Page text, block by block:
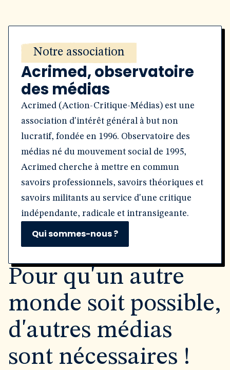
Notre association
Acrimed, observatoire
des médias
Acrimed (Action-Critique-Médias) est une
association d'intérêt général à but non
lucratif, fondée en 1996. Observatoire des
médias né du mouvement social de 1995,
Acrimed cherche à mettre en commun
savoirs professionnels, savoirs théoriques et
savoirs militants au service d'une critique
indépendante, radicale et intransigeante.
Qui sommes-nous ?
Pour qu'un autre
monde soit possible,
d'autres médias
sont nécessaires !